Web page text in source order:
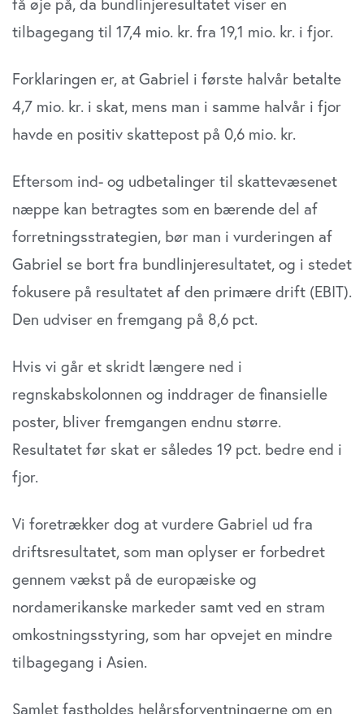
tilbagegang til 17,4 mio. kr. fra 19,1 mio. kr. i fjor.
Forklaringen er, at Gabriel i første halvår betalte
4,7 mio. kr. i skat, mens man i samme halvår i fjor
havde en positiv skattepost på 0,6 mio. kr.
Eftersom ind- og udbetalinger til skattevæsenet
næppe kan betragtes som en bærende del af
forretningsstrategien, bør man i vurderingen af
Gabriel se bort fra bundlinjeresultatet, og i stedet
fokusere på resultatet af den primære drift (EBIT).
Den udviser en fremgang på 8,6 pct.
Hvis vi går et skridt længere ned i
regnskabskolonnen og inddrager de finansielle
poster, bliver fremgangen endnu større.
Resultatet før skat er således 19 pct. bedre end i
fjor.
Vi foretrækker dog at vurdere Gabriel ud fra
driftsresultatet, som man oplyser er forbedret
gennem vækst på de europæiske og
nordamerikanske markeder samt ved en stram
omkostningsstyring, som har opvejet en mindre
tilbagegang i Asien.
Samlet fastholdes helårsforventningerne om en